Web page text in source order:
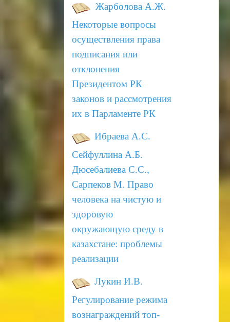
Жарболова А.Ж.
Некоторые вопросы
осуществления права
подписания или
отклонения
Президентом РК
законов и рассмотрения
их в Парламенте РК
Ибраева А.С.
Сейфуллина А.Б.
Дюсебалиева С.С.,
Сарпеков М. Право
человека на чистую и
здоровую
окружающую среду в
казахстане: проблемы
реализации
Лукин И.В.
Регулирование режима
вознаграждений топ-